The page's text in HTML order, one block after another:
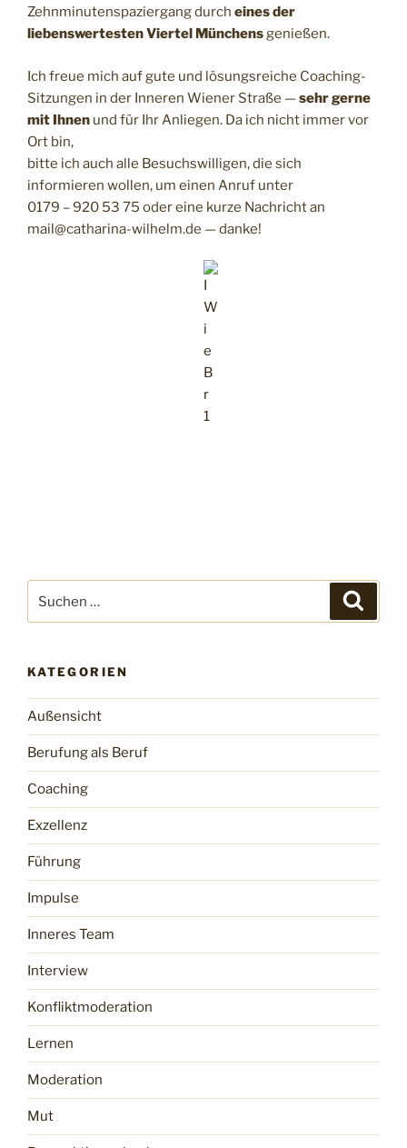
Zehnminutenspaziergang durch eines der
liebenswertesten Viertel Münchensgenießen.
Ich freue mich auf gute und lösungsreiche Coaching-
Sitzungen in der Inneren Wiener Straße —sehr gerne
mit Ihnen und für Ihr Anliegen. Da ich nicht immer vor
Ort bin,
bitte ich auch alle Besuchswilligen, die sich
informieren wollen, um einen Anruf unter
0179 – 920 53 75 oder eine kurze Nachricht an
mail@catharina-wilhelm.de — danke!
nach:
KATEGORIEN
Außensicht
Berufung als Beruf
Coaching
Exzellenz
Führung
Impulse
Inneres Team
Interview
Konfliktmoderation
Lernen
Moderation
Mut